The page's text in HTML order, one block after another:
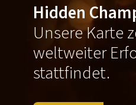
Hidden
Unsere Karte
weltweiter
stattfindet.